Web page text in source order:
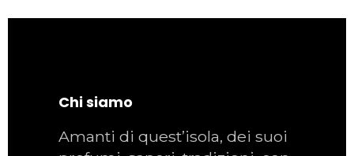
Chi siamo
Amanti di quest’isola, dei suoi